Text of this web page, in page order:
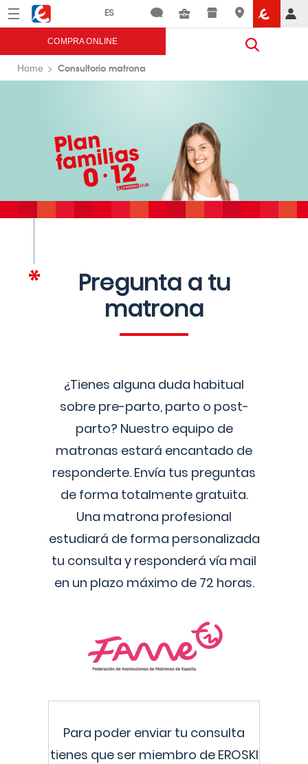
Menú Eroski
COMPRA ONLINE
Home Consultorio matrona
Pregunta a tu
matrona
¿Tienes alguna duda habitual
sobre pre-parto, parto o post-
parto? Nuestro equipo de
matronas estará encantado de
responderte. Envía tus preguntas
de forma totalmente gratuita.
Una matrona profesional
estudiará de forma personalizada
tu consulta y responderá vía mail
en un plazo máximo de 72 horas.
Para poder enviar tu consulta
tienes que ser miembro de EROSKI